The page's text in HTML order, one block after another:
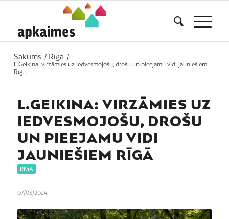
Sākums / Rīga
/
L.Geikina: virzāmies uz iedvesmojošu, drošu un pieejamu vidi jauniešiem
Rīg...
L.GEIKINA: VIRZĀMIES UZ
IEDVESMOJOŠU, DROŠU
UN PIEEJAMU VIDI
JAUNIEŠIEM RĪGĀ
RĪGA
07/03/2024